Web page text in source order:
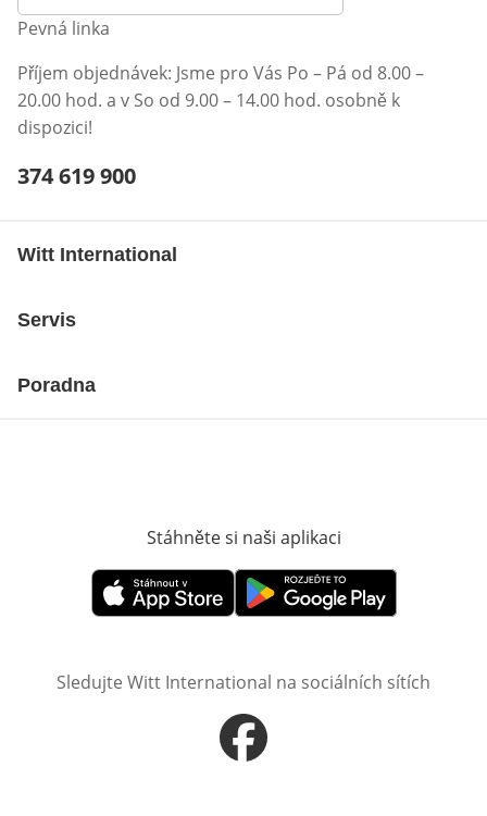
Pevná linka
Příjem objednávek: Jsme pro Vás Po – Pá od 8.00 –
20.00 hod. a v So od 9.00 – 14.00 hod. osobně k
dispozici!
Telefonní číslo:
374 619 900
Witt International
Servis
Poradna
Stáhněte si naši aplikaci
Otevře v novém okněOtevře v novém okně
Sledujte Witt International na sociálních sítích
Otevře v novém okně